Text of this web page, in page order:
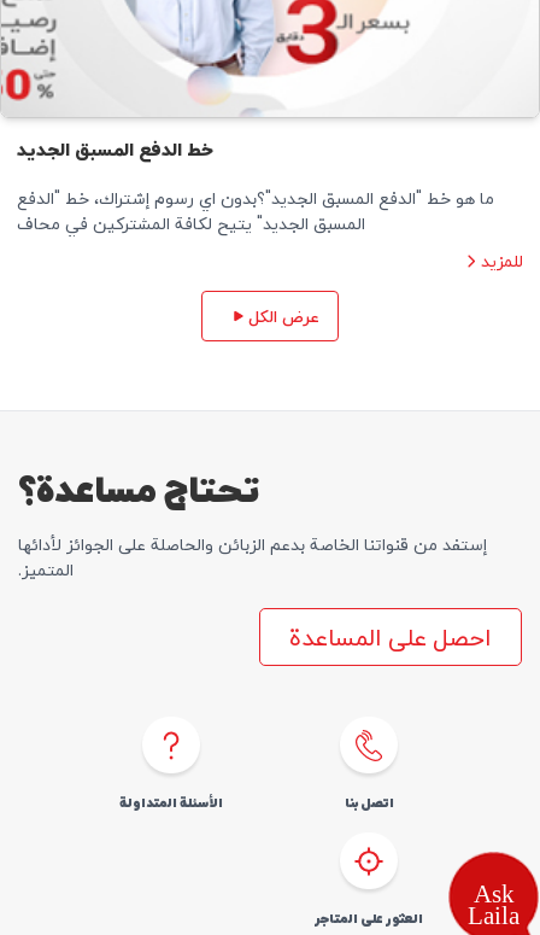
خط الدفع المسبق الجديد
ما هو خط "الدفع المسبق الجديد"؟بدون اي رسوم إشتراك، خط "الدفع
المسبق الجديد" يتيح لكافة المشتركين في محاف
للمزيد
عرض الكل
تحتاج مساعدة؟
إستفد من قنواتنا الخاصة بدعم الزبائن والحاصلة علی الجوائز لأدائها
المتمیز.
احصل على المساعدة
اتصل بنا الأسئلة المتداولة
العثور علی المتاجر